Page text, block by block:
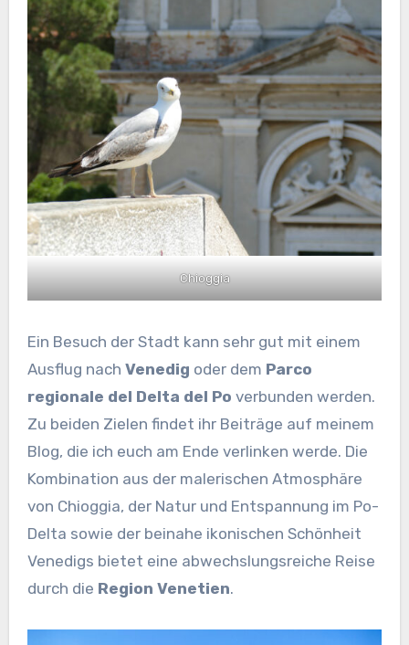
Chioggia
Ein Besuch der Stadt kann sehr gut mit einem
Ausflug nach Venedig oder dem Parco
regionale del Delta del Po verbunden werden.
Zu beiden Zielen findet ihr Beiträge auf meinem
Blog, die ich euch am Ende verlinken werde. Die
Kombination aus der malerischen Atmosphäre
von Chioggia, der Natur und Entspannung im Po-
Delta sowie der beinahe ikonischen Schönheit
Venedigs bietet eine abwechslungsreiche Reise
durch die Region Venetien.